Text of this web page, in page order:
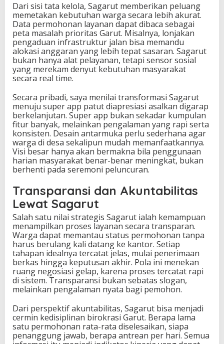
Dari sisi tata kelola, Sagarut memberikan peluang
memetakan kebutuhan warga secara lebih akurat.
Data permohonan layanan dapat dibaca sebagai
peta masalah prioritas Garut. Misalnya, lonjakan
pengaduan infrastruktur jalan bisa memandu
alokasi anggaran yang lebih tepat sasaran. Sagarut
bukan hanya alat pelayanan, tetapi sensor sosial
yang merekam denyut kebutuhan masyarakat
secara real time.
Secara pribadi, saya menilai transformasi Sagarut
menuju super app patut diapresiasi asalkan digarap
berkelanjutan. Super app bukan sekadar kumpulan
fitur banyak, melainkan pengalaman yang rapi serta
konsisten. Desain antarmuka perlu sederhana agar
warga di desa sekalipun mudah memanfaatkannya.
Visi besar hanya akan bermakna bila penggunaan
harian masyarakat benar-benar meningkat, bukan
berhenti pada seremoni peluncuran.
Transparansi dan Akuntabilitas
Lewat Sagarut
Salah satu nilai strategis Sagarut ialah kemampuan
menampilkan proses layanan secara transparan.
Warga dapat memantau status permohonan tanpa
harus berulang kali datang ke kantor. Setiap
tahapan idealnya tercatat jelas, mulai penerimaan
berkas hingga keputusan akhir. Pola ini menekan
ruang negosiasi gelap, karena proses tercatat rapi
di sistem. Transparansi bukan sebatas slogan,
melainkan pengalaman nyata bagi pemohon.
Dari perspektif akuntabilitas, Sagarut bisa menjadi
cermin kedisiplinan birokrasi Garut. Berapa lama
satu permohonan rata-rata diselesaikan, siapa
penanggung jawab, berapa antrean per hari. Semua